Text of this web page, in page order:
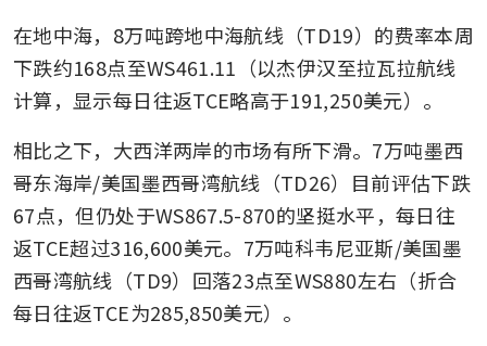
在地中海，8万吨跨地中海航线（TD19）的费率本周
下跌约168点至WS461.11（以杰伊汉至拉瓦拉航线
计算，显示每日往返TCE略高于191,250美元）。
相比之下，大西洋两岸的市场有所下滑。7万吨墨西
哥东海岸/美国墨西哥湾航线（TD26）目前评估下跌
67点，但仍处于WS867.5-870的坚挺水平，每日往
返TCE超过316,600美元。7万吨科韦尼亚斯/美国墨
西哥湾航线（TD9）回落23点至WS880左右（折合
每日往返TCE为285,850美元）。